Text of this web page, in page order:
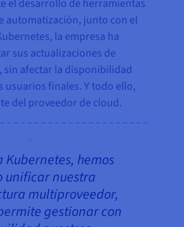
el desarrollo de herramientas
automatización, junto con el
la empresa ha
sus actualizaciones de
sin afectar la disponibilidad
usuarios finales. Y todo ello,
del proveedor de cloud.
Kubernetes, hemos
unificar nuestra
multiproveedor,
gestionar con